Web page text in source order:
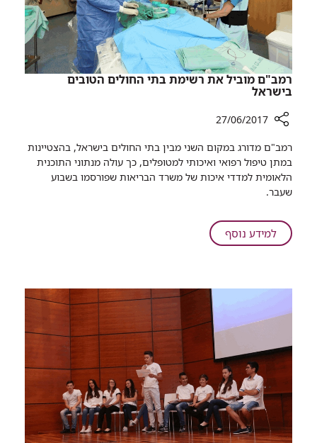
רמב"ם מוביל את רשימת בתי החולים הטובים
בישראל
שיתוף
רמב"ם
מוביל
את
בתי
החולים
27/06/2017
רמב"ם מדורג במקום השני מבין בתי החולים בישראל, בהצטיינות
במתן טיפול רפואי ואיכותי למטופלים, כך עולה מנתוני התוכנית
הלאומית למדדי איכות של משרד הבריאות שפורסמו בשבוע
שעבר.
למידע נוסףעל
רמב"ם
רשימת
בתי
החולים
הטובים
בישראל